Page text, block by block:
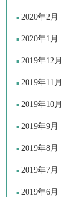
2020年2月
2020年1月
2019年12月
2019年11月
2019年10月
2019年9月
2019年8月
2019年7月
2019年6月